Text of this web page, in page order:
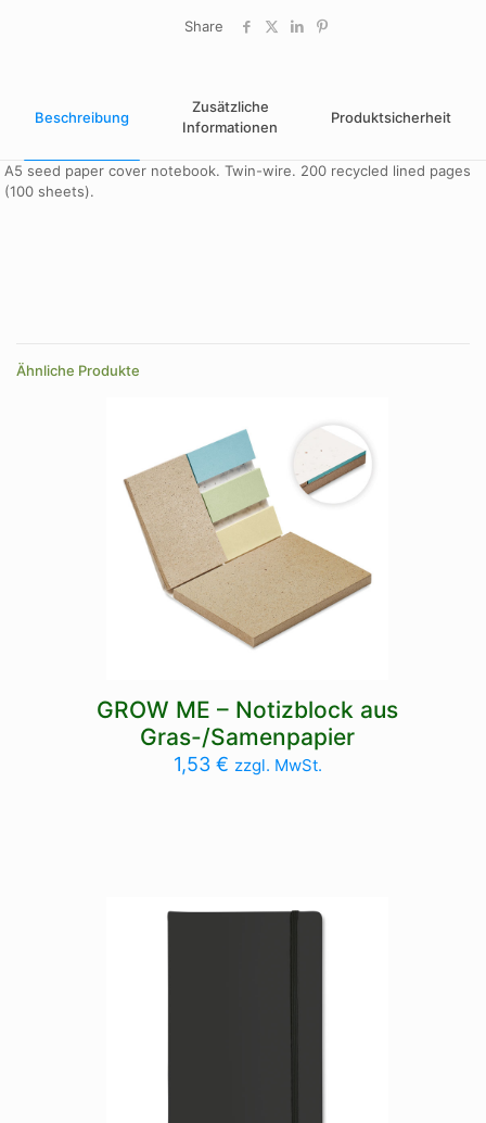
Share
Beschreibung
Zusätzliche
Informationen
Produktsicherheit
A5 seed paper cover notebook. Twin-wire. 200 recycled lined pages
(100 sheets).
Größe
Ähnliche Produkte
GROW ME – Notizblock aus
Gras-/Samenpapier
1,53 € zzgl. MwSt.